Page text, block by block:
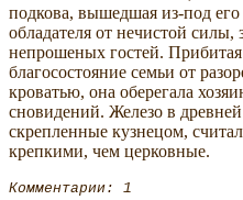
подкова, вышедшая из-под
обладателя от нечистой силы,
непрошеных гостей.
благосостояние семьи от
кроватью, она оберегала
сновидений. Железо в
скрепленные кузнецом,
крепкими, чем церковные.
Комментарии: 1